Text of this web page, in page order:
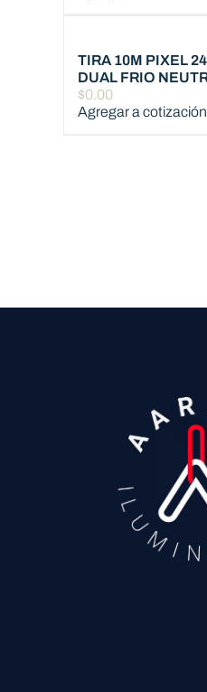
TIRA 10M PIXEL
DUAL FRIO
$0.00
Agregar a cotización